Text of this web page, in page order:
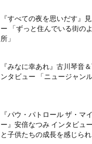
『すべての夜を思いだす』
ー 「ずっと住んでいる街の
所」
『みなに幸あれ』古川琴音
ンタビュー 「ニュージャン
『パウ・パトロール ザ・マ
ー』安倍なつみ インタビュ
と子供たちの成長を感じられ